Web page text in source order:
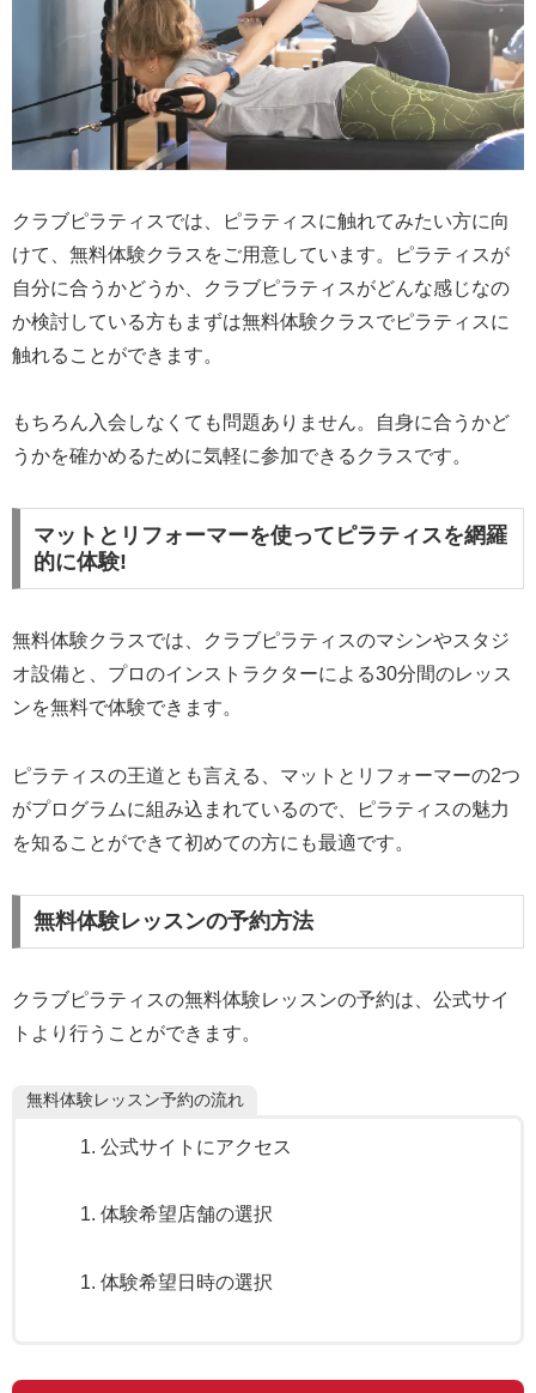
クラブピラティスでは、ピラティスに触れてみたい方に向
けて、無料体験クラスをご用意しています。ピラティスが
自分に合うかどうか、クラブピラティスがどんな感じなの
か検討している方もまずは無料体験クラスでピラティスに
触れることができます。
もちろん入会しなくても問題ありません。自身に合うかど
うかを確かめるために気軽に参加できるクラスです。
マットとリフォーマーを使ってピラティスを網羅
的に体験!
無料体験クラスでは、クラブピラティスのマシンやスタジ
オ設備と、プロのインストラクターによる30分間のレッス
ンを無料で体験できます。
ピラティスの王道とも言える、マットとリフォーマーの2つ
がプログラムに組み込まれているので、ピラティスの魅力
を知ることができて初めての方にも最適です。
無料体験レッスンの予約方法
クラブピラティスの無料体験レッスンの予約は、公式サイ
トより行うことができます。
無料体験レッスン予約の流れ
公式サイトにアクセス
体験希望店舗の選択
体験希望日時の選択